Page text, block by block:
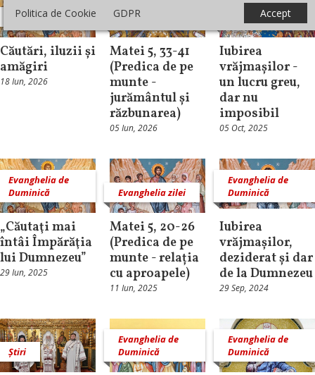
Politica de Cookie GDPR Accept
Repere și idei
Căutări, iluzii și
amăgiri
18 Iun, 2026
Evanghelia zilei
Matei 5, 33-41
(Predica de pe
munte -
jurământul și
răzbunarea)
05 Iun, 2026
Evanghelia de
Duminică
Iubirea
vrăjmașilor -
un lucru greu,
dar nu
imposibil
05 Oct, 2025
Evanghelia de
Duminică
„Căutaţi mai
întâi Împărăţia
lui Dumnezeu”
29 Iun, 2025
Evanghelia zilei
Matei 5, 20-26
(Predica de pe
munte - relația
cu aproapele)
11 Iun, 2025
Evanghelia de
Duminică
Iubirea
vrăjmașilor,
deziderat și dar
de la Dumnezeu
29 Sep, 2024
Știri
Evanghelia de
Duminică
Evanghelia de
Duminică